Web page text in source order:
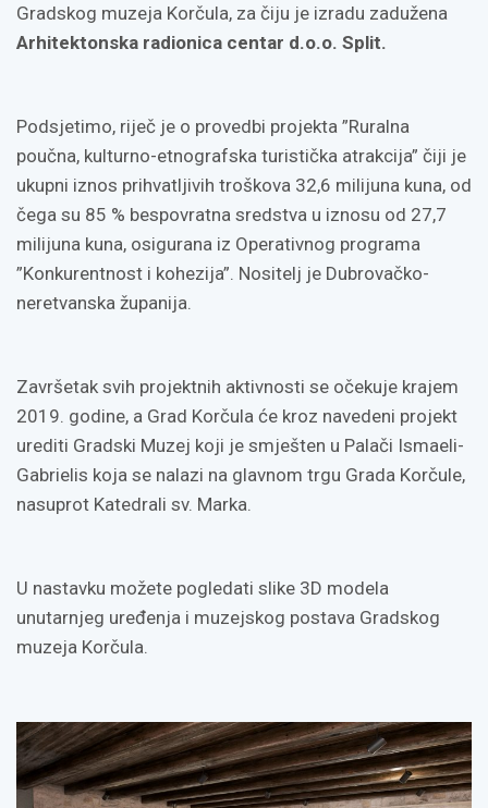
Gradskog muzeja Korčula, za čiju je izradu zadužena
Arhitektonska radionica centar d.o.o. Split.
Podsjetimo, riječ je o provedbi projekta ”Ruralna
poučna, kulturno-etnografska turistička atrakcija” čiji je
ukupni iznos prihvatljivih troškova 32,6 milijuna kuna, od
čega su 85 % bespovratna sredstva u iznosu od 27,7
milijuna kuna, osigurana iz Operativnog programa
”Konkurentnost i kohezija”. Nositelj je Dubrovačko-
neretvanska županija.
Završetak svih projektnih aktivnosti se očekuje krajem
2019. godine, a Grad Korčula će kroz navedeni projekt
urediti Gradski Muzej koji je smješten u Palači Ismaeli-
Gabrielis koja se nalazi na glavnom trgu Grada Korčule,
nasuprot Katedrali sv. Marka.
U nastavku možete pogledati slike 3D modela
unutarnjeg uređenja i muzejskog postava Gradskog
muzeja Korčula.